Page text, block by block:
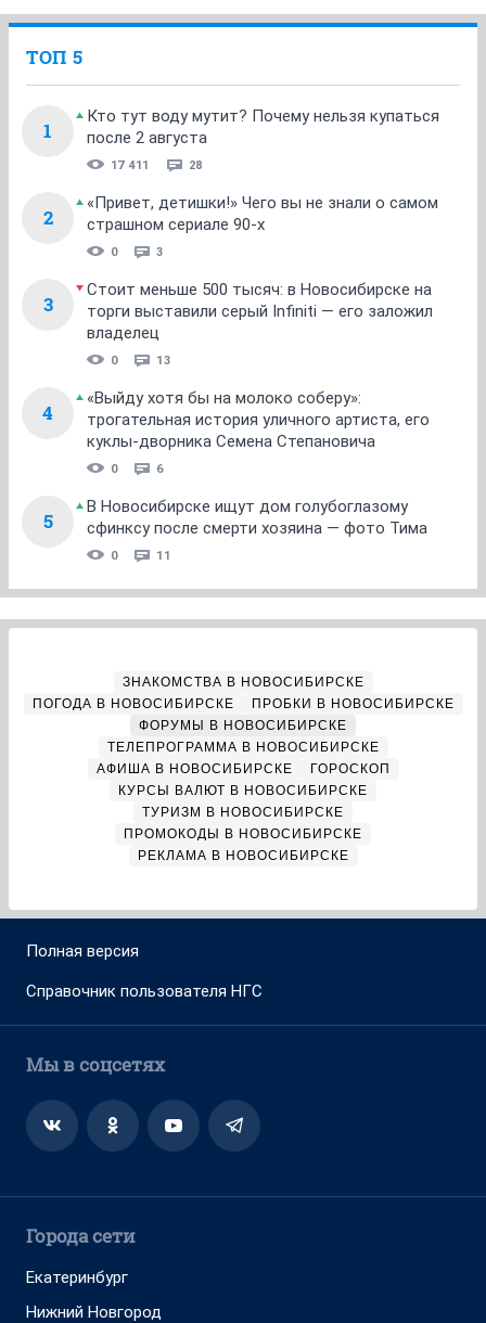
ТОП 5
1
Кто тут воду мутит? Почему нельзя купаться
после 2 августа
17 411 28
2
«Привет, детишки!» Чего вы не знали о самом
страшном сериале 90-х
0 3
3
Стоит меньше 500 тысяч: в Новосибирске на
торги выставили серый Infiniti — его заложил
владелец
0 13
4
«Выйду хотя бы на молоко соберу»:
трогательная история уличного артиста, его
куклы-дворника Семена Степановича
0 6
5
В Новосибирске ищут дом голубоглазому
сфинксу после смерти хозяина — фото Тима
0 11
ЗНАКОМСТВА В НОВОСИБИРСКЕ
ПОГОДА В НОВОСИБИРСКЕ
ПРОБКИ В НОВОСИБИРСКЕ
ФОРУМЫ В НОВОСИБИРСКЕ
ТЕЛЕПРОГРАММА В НОВОСИБИРСКЕ
АФИША В НОВОСИБИРСКЕ
ГОРОСКОП
КУРСЫ ВАЛЮТ В НОВОСИБИРСКЕ
ТУРИЗМ В НОВОСИБИРСКЕ
ПРОМОКОДЫ В НОВОСИБИРСКЕ
РЕКЛАМА В НОВОСИБИРСКЕ
Полная версия
Справочник пользователя НГС
Мы в соцсетях
Города сети
Екатеринбург
Нижний Новгород